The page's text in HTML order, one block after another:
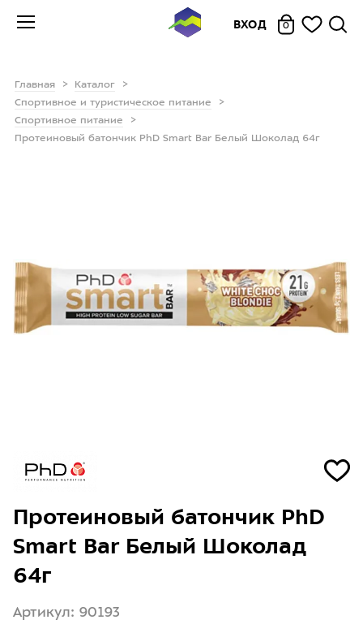
ВХОД 0
Главная
Каталог
Спортивное и туристическое питание
Спортивное питание
Протеиновый батончик PhD Smart Bar Белый Шоколад 64г
Протеиновый батончик PhD
Smart Bar Белый Шоколад
64г
Артикул: 90193